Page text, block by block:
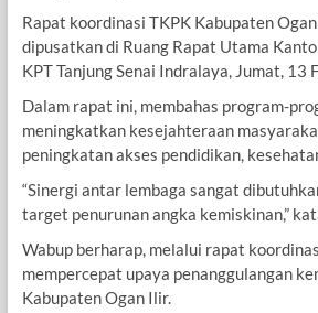
Rapat koordinasi TKPK Kabupaten
dipusatkan di Ruang Rapat Utama
KPT Tanjung Senai Indralaya, Jumat, 13
Dalam rapat ini, membahas program-
meningkatkan kesejahteraan
peningkatan akses pendidikan,
“Sinergi antar lembaga sangat
target penurunan angka kemiskinan,”
Wabup berharap, melalui rapat
mempercepat upaya penanggulangan
Kabupaten Ogan Ilir.